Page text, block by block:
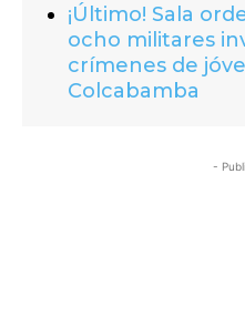
¡Último! Sala
ocho militares
crímenes de
Colcabamba
-